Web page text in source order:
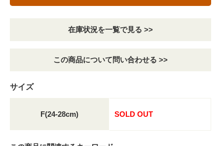
在庫状況を一覧で見る >>
この商品について問い合わせる >>
サイズ
F(24-28cm) SOLD OUT